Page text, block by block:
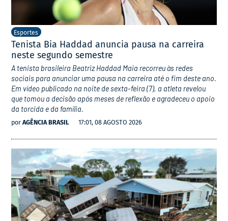
Esportes
Tenista Bia Haddad anuncia pausa na carreira
neste segundo semestre
A tenista brasileira Beatriz Haddad Maia recorreu às redes
sociais para anunciar uma pausa na carreira até o fim deste ano.
Em vídeo publicado na noite de sexta-feira (7), a atleta revelou
que tomou a decisão após meses de reflexão e agradeceu o apoio
da torcida e da família.
por AGÊNCIA BRASIL 17:01, 08 AGOSTO 2026